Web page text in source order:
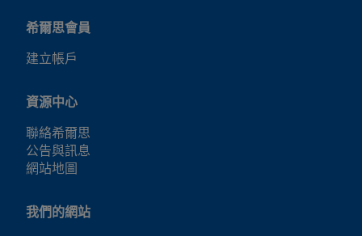
希爾思會員
建立帳戶
資源中心
聯絡希爾思
公告與訊息
網站地圖
我們的網站